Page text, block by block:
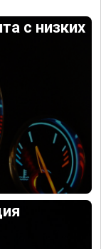
с низких